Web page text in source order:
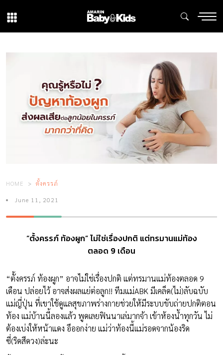
HOME ตั้งครรภ์
June 11, 2021
“ตั้งครรภ์ ท้องผูก” ไม่ใช่เรื่องปกติ แต่ทรมานแม่ท้อง
ตลอด 9 เดือน
“ตั้งครรภ์ ท้องผูก” อาจไม่ใช่เรื่องปกติ แต่ทรมานแม่ท้องตลอด 9
เดือน ปล่อยไว้ อาจส่งผลแย่ต่อลูก!! ทีมแม่ABK มีเคล็ด(ไม่)ลับฉบับ
แม่ญี่ปุ่น ที่เขาใช้ดูแลสุขภาพร่างกายช่วยให้มีระบบขับถ่ายปกติตอน
ท้อง แม่บ้านนี้ลองแล้ว พูดเลยฟินนาเล่มากจ้า เข้าห้องน้ำทุกวัน ไม่
ต้องเบ่งให้หน้าแดง อึออกง่าย แม่ว่าท้องนี้แม่รอดจากน้องริด
ซี่(ริดสีดวง)ล่ะนะ